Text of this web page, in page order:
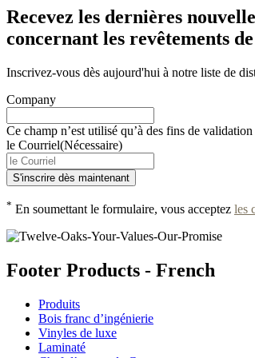
Recevez les dernières
concernant les revêtements
Inscrivez-vous dès aujourd'hui à notre liste de
Company
Ce champ n’est utilisé qu’à des fins de
le Courriel(Nécessaire)
* En soumettant le formulaire, vous acceptez les
Footer Products - French
Produits
Bois franc d’ingénierie
Vinyles de luxe
Laminaté